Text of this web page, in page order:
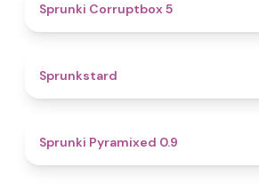
Sprunki Corruptbox 5
Sprunkstard
Sprunki Pyramixed 0.9